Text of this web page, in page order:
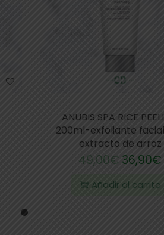
ANUBIS SPA RICE
200ml-exfoliante
extracto de arroz
49,00€36,90€
Añadir al carrito